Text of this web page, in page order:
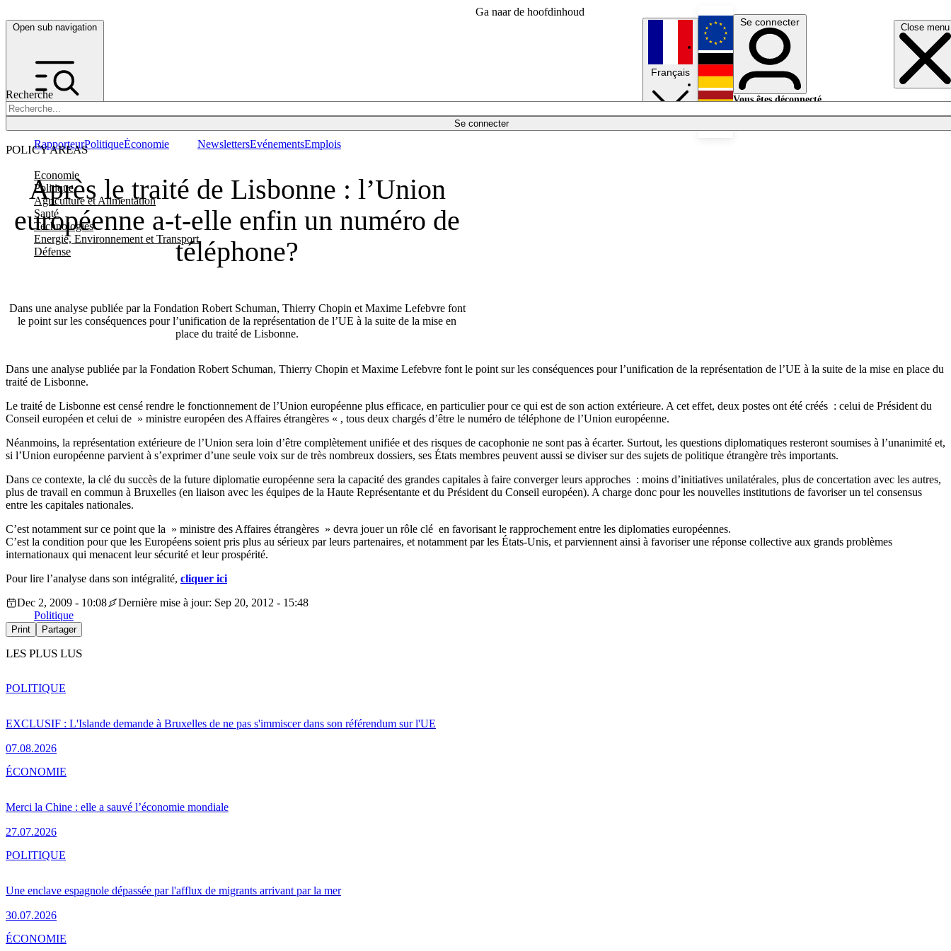
Ga naar de hoofdinhoud
Open sub navigation Close menu
Recherche
Se connecter
POLICY AREAS
Economie
Politique
Agriculture et Alimentation
Santé
Technologies
Energie, Environnement et Transport
Défense
RapporteurPolitiqueÉconomie NewslettersEvénementsEmplois
Français
English
Deutsch
Se connecter
Vous êtes déconnecté.
Après le traité de Lisbonne : l’Union
européenne a-t-elle enfin un numéro de
téléphone?
Dans une analyse publiée par la Fondation Robert Schuman, Thierry Chopin et Maxime Lefebvre font
le point sur les conséquences pour l’unification de la représentation de l’UE à la suite de la mise en
place du traité de Lisbonne.
Dans une analyse publiée par la Fondation Robert Schuman, Thierry Chopin et Maxime Lefebvre font le point sur les conséquences pour l’unification de la représentation de l’UE à la suite de la mise en place du
traité de Lisbonne.
Le traité de Lisbonne est censé rendre le fonctionnement de l’Union européenne plus efficace, en particulier pour ce qui est de son action extérieure. A cet effet, deux postes ont été créés : celui de Président du
Conseil européen et celui de » ministre européen des Affaires étrangères « , tous deux chargés d’être le numéro de téléphone de l’Union européenne.
Néanmoins, la représentation extérieure de l’Union sera loin d’être complètement unifiée et des risques de cacophonie ne sont pas à écarter. Surtout, les questions diplomatiques resteront soumises à l’unanimité et,
si l’Union européenne parvient à s’exprimer d’une seule voix sur de très nombreux dossiers, ses États membres peuvent aussi se diviser sur des sujets de politique étrangère très importants.
Dans ce contexte, la clé du succès de la future diplomatie européenne sera la capacité des grandes capitales à faire converger leurs approches : moins d’initiatives unilatérales, plus de concertation avec les autres,
plus de travail en commun à Bruxelles (en liaison avec les équipes de la Haute Représentante et du Président du Conseil européen). A charge donc pour les nouvelles institutions de favoriser un tel consensus
entre les capitales nationales.
C’est notamment sur ce point que la » ministre des Affaires étrangères » devra jouer un rôle clé en favorisant le rapprochement entre les diplomaties européennes.
C’est la condition pour que les Européens soient pris plus au sérieux par leurs partenaires, et notamment par les États-Unis, et parviennent ainsi à favoriser une réponse collective aux grands problèmes
internationaux qui menacent leur sécurité et leur prospérité.
Pour lire l’analyse dans son intégralité, cliquer ici
Dec 2, 2009 - 10:08
Dernière mise à jour: Sep 20, 2012 - 15:48
Politique
Print Partager
LES PLUS LUS
EXCLUSIF : L'Islande demande à Bruxelles de ne pas s'immiscer dans son référendum sur l'UE
07.08.2026
POLITIQUE
Merci la Chine : elle a sauvé l’économie mondiale
27.07.2026
ÉCONOMIE
Une enclave espagnole dépassée par l'afflux de migrants arrivant par la mer
30.07.2026
POLITIQUE
ÉCONOMIE